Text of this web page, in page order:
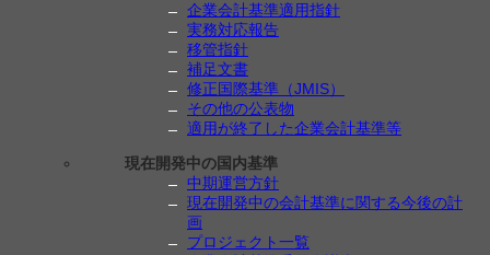
企業会計基準適用指針
実務対応報告
移管指針
補足文書
修正国際基準（JMIS）
その他の公表物
適用が終了した企業会計基準等
現在開発中の国内基準
中期運営方針
現在開発中の会計基準に関する今後の計
画
プロジェクト一覧